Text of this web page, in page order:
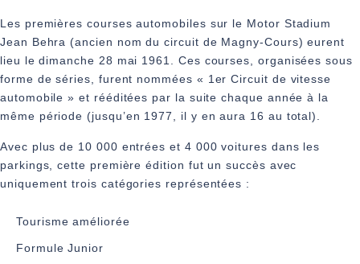
Les premières courses automobiles sur le Motor Stadium
Jean Behra (ancien nom du circuit de Magny-Cours) eurent
lieu le dimanche 28 mai 1961. Ces courses, organisées sous
forme de séries, furent nommées « 1er Circuit de vitesse
automobile » et rééditées par la suite chaque année à la
même période (jusqu’en 1977, il y en aura 16 au total).
Avec plus de 10 000 entrées et 4 000 voitures dans les
parkings, cette première édition fut un succès avec
uniquement trois catégories représentées :
Tourisme améliorée
Formule Junior